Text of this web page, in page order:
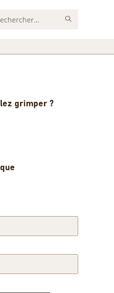
grimper ?